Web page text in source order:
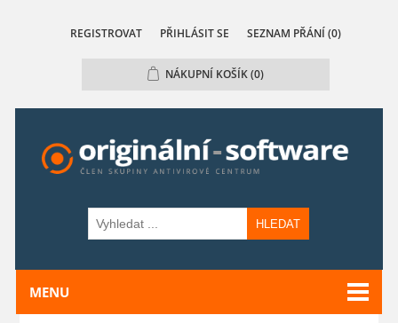
REGISTROVAT PŘIHLÁSIT SE SEZNAM PŘÁNÍ (0)
NÁKUPNÍ KOŠÍK(0)
HLEDAT
MENU